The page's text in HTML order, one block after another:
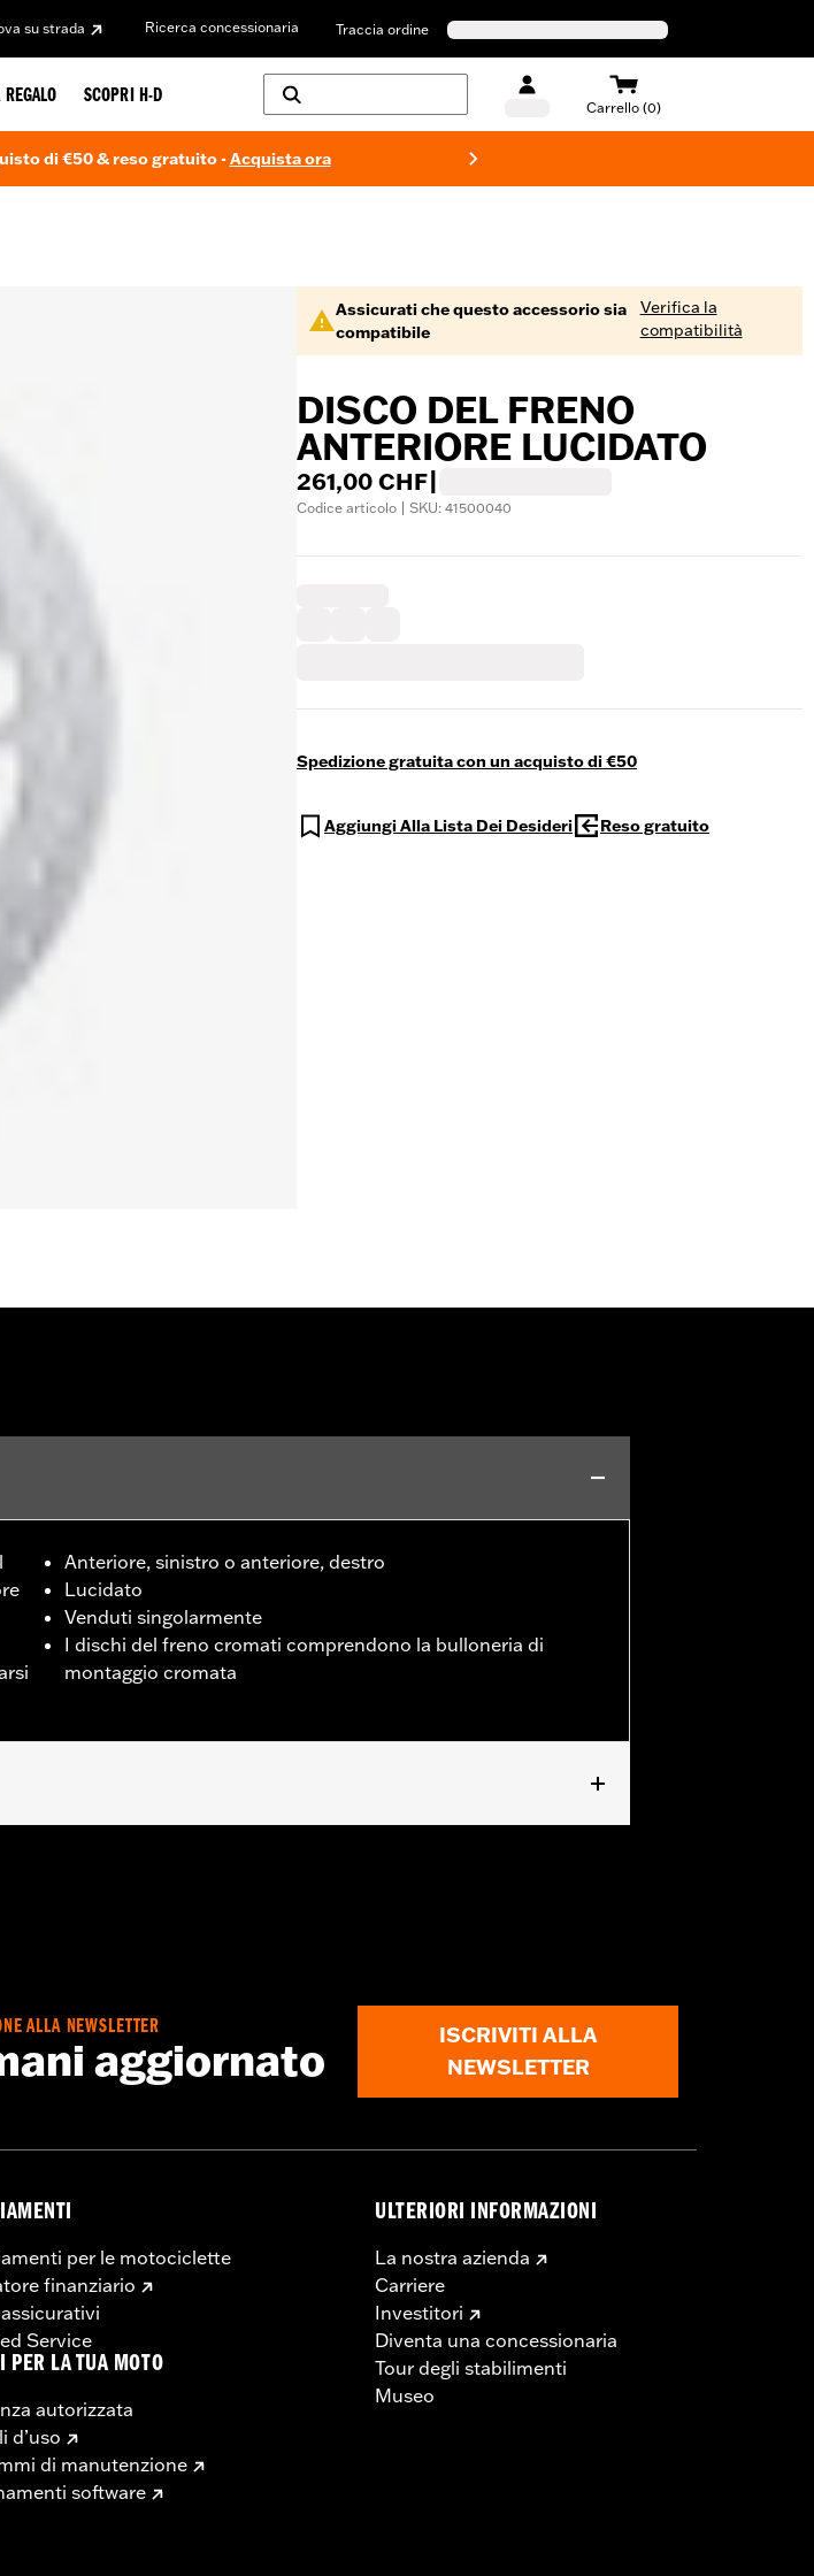
su strada Ricerca concessionaria Traccia ordine
SCOPRI H-D
Carrello (0)
di €50 & reso gratuito -Acquista ora
Assicurati che questo accessorio sia
compatibile
Verifica la
compatibilità
DISCO DEL FRENO
ANTERIORE LUCIDATO
261,00 CHF
Codice articolo | SKU: 41500040
Spedizione gratuita con un acquisto di €50
Aggiungi Alla Lista Dei Desideri Reso gratuito
Anteriore, sinistro o anteriore, destro
Lucidato
Venduti singolarmente
I dischi del freno cromati comprendono la bulloneria di
montaggio cromata
for full details
ALLA NEWSLETTER
aggiornato
ISCRIVITI ALLA
NEWSLETTER
per le motociclette
finanziario
Service
PER LA TUA MOTO
autorizzata
d’uso
di manutenzione
software
ULTERIORI INFORMAZIONI
La nostra azienda
Carriere
Investitori
Diventa una concessionaria
Tour degli stabilimenti
Museo